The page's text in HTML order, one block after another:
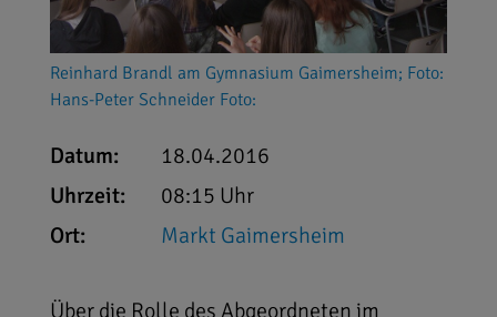
Reinhard Brandl am Gymnasium Gaimersheim; Foto:
Hans-Peter Schneider Foto:
Datum:
18.04.2016
Uhrzeit:
08:15 Uhr
Ort:
Markt Gaimersheim
Über die Rolle des Abgeordneten im